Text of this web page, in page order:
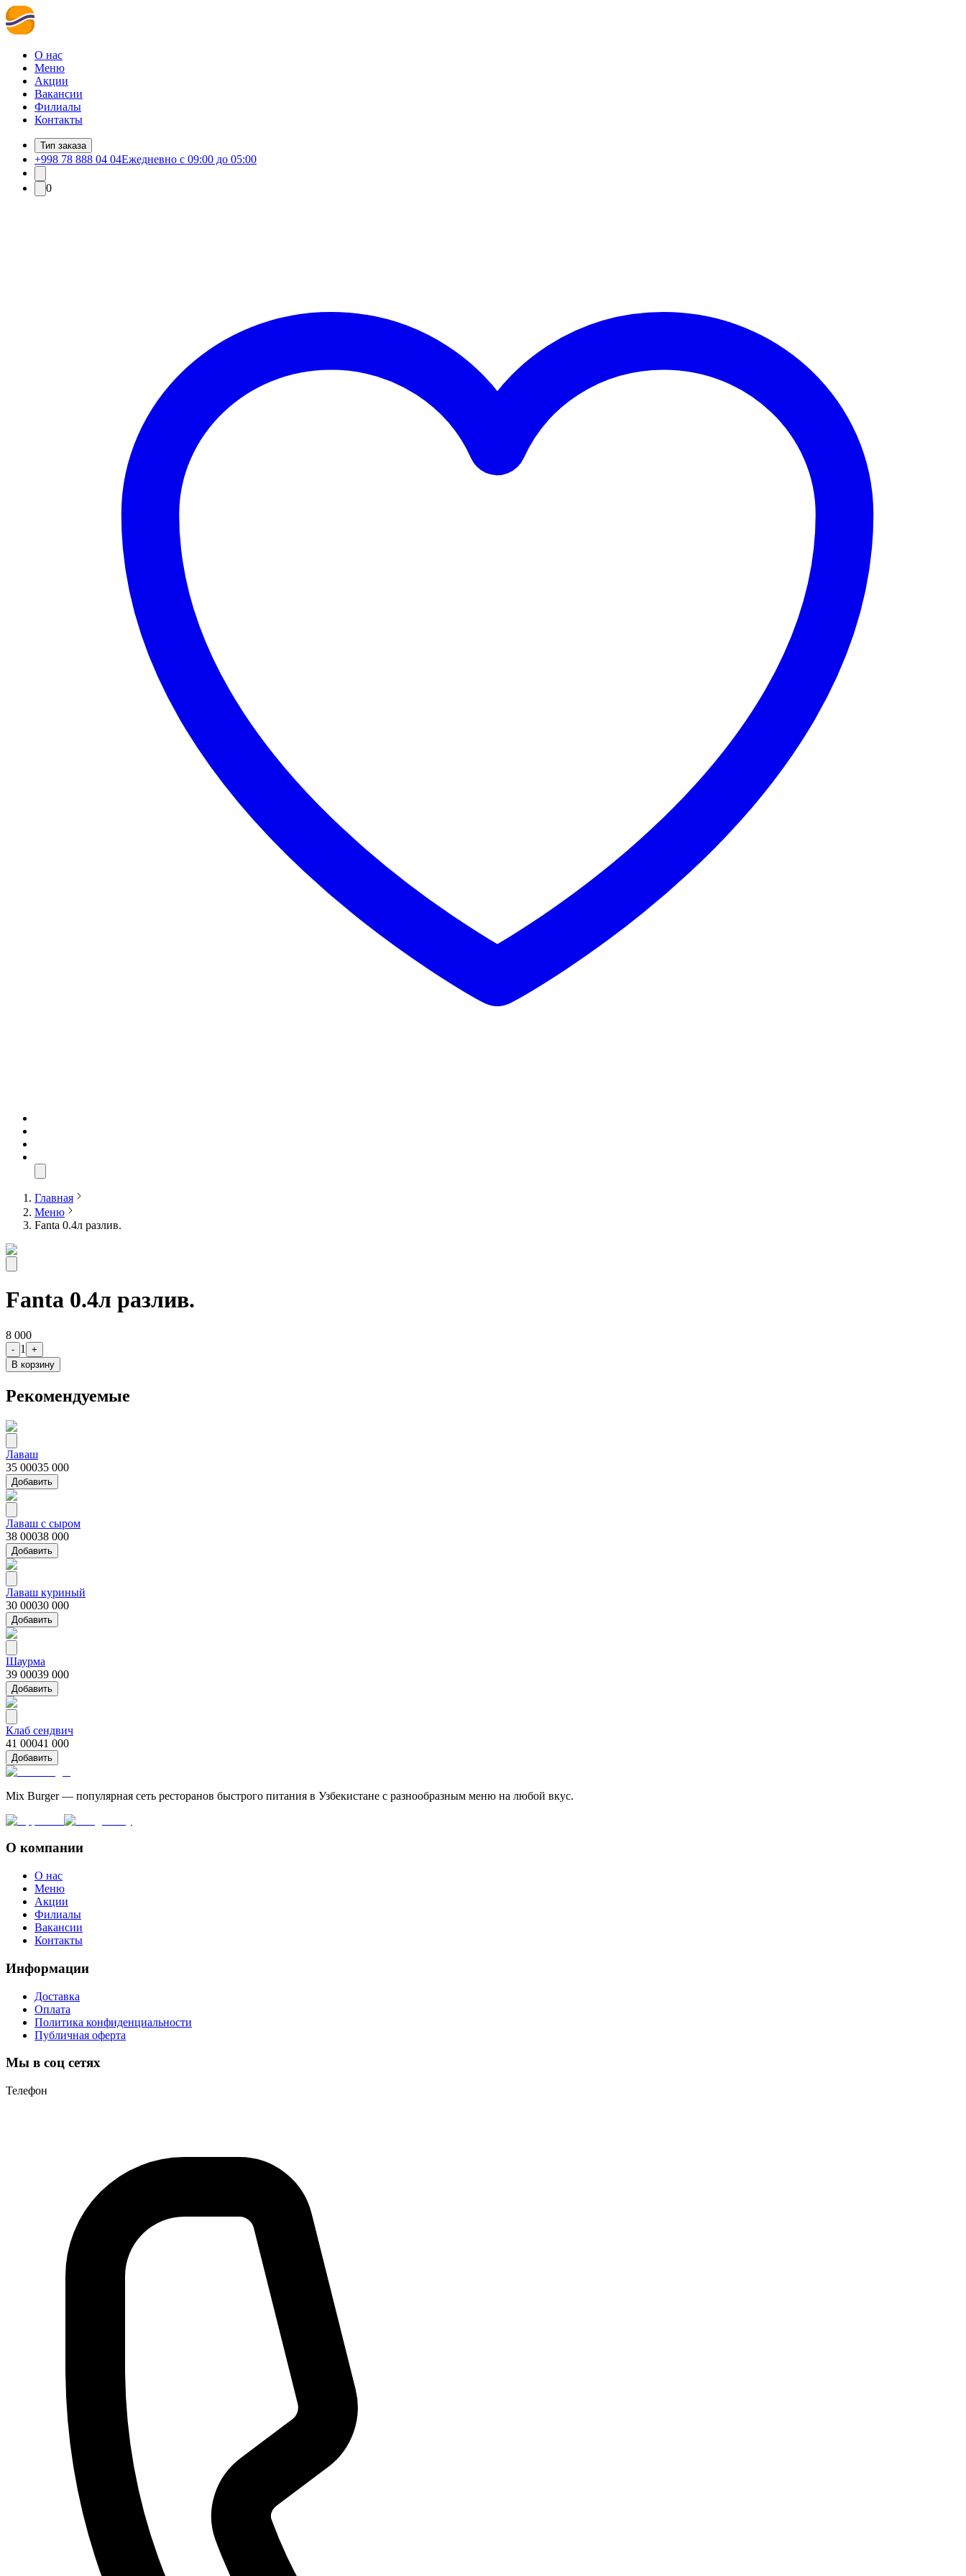
О нас
Меню
Акции
Вакансии
Филиалы
Контакты
Тип заказа
+998 78 888 04 04Ежедневно с 09:00 до 05:00
0
Главная
Меню
Fanta 0.4л разлив.
Fanta 0.4л разлив.
8 000
- 1
+
В корзину
Рекомендуемые
Лаваш
35 00035 000
Добавить
Лаваш с сыром
38 00038 000
Добавить
Лаваш куриный
30 00030 000
Добавить
Шаурма
39 00039 000
Добавить
Клаб сендвич
41 00041 000
Добавить
Mix Burger — популярная сеть ресторанов быстрого питания в Узбекистане с разнообразным меню на любой вкус.
О компании
О нас
Меню
Акции
Филиалы
Вакансии
Контакты
Информации
Доставка
Оплата
Политика конфиденциальности
Публичная оферта
Мы в соц сетях
Телефон